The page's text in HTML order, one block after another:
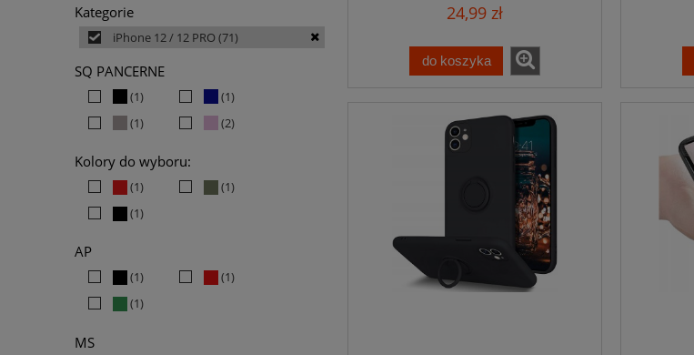
Kategorie
iPhone 12 / 12 PRO(71)
SQ PANCERNE
(1)
(1)
(1)
(2)
Kolory do wyboru:
(1)
(1)
(1)
AP
(1)
(1)
(1)
MS
24,99 zł
do koszyka